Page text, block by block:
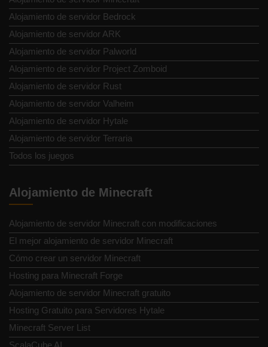
Alojamiento de servidor Bedrock
Alojamiento de servidor ARK
Alojamiento de servidor Palworld
Alojamiento de servidor Project Zomboid
Alojamiento de servidor Rust
Alojamiento de servidor Valheim
Alojamiento de servidor Hytale
Alojamiento de servidor Terraria
Todos los juegos
Alojamiento de Minecraft
Alojamiento de servidor Minecraft con modificaciones
El mejor alojamiento de servidor Minecraft
Cómo crear un servidor Minecraft
Hosting para Minecraft Forge
Alojamiento de servidor Minecraft gratuito
Hosting Gratuito para Servidores Hytale
Minecraft Server List